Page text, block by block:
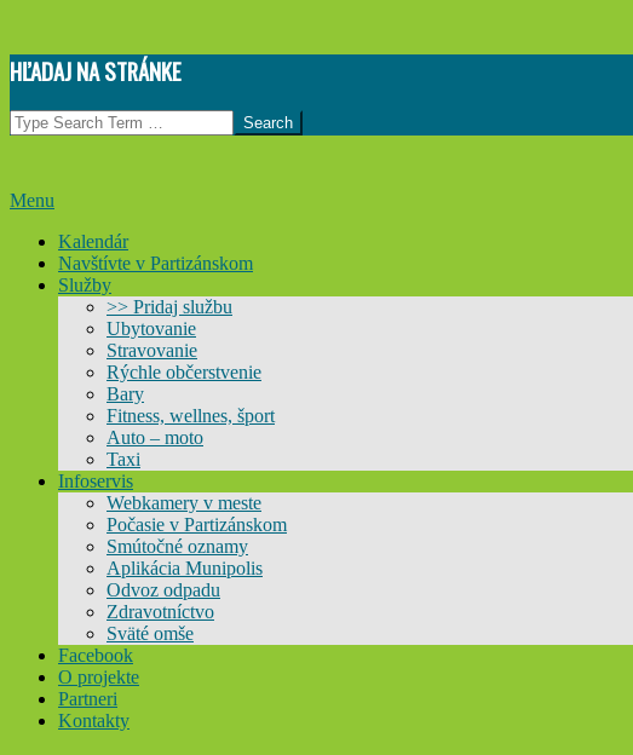
Skip
to
content
HĽADAJ NA STRÁNKE
Search
Primary
Menu
Menu
Kalendár
Navštívte v Partizánskom
Služby
>> Pridaj službu
Ubytovanie
Stravovanie
Rýchle občerstvenie
Bary
Fitness, wellnes, šport
Auto – moto
Taxi
Infoservis
Webkamery v meste
Počasie v Partizánskom
Smútočné oznamy
Aplikácia Munipolis
Odvoz odpadu
Zdravotníctvo
Sväté omše
Facebook
O projekte
Partneri
Kontakty